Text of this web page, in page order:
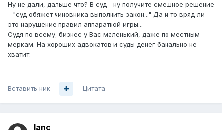
Ну не дали, дальше что? В суд - ну получите смешное решение
- "суд обяжет чиновника выполнить закон..." Да и то вряд ли -
это нарушение правил аппаратной игры...
Судя по всему, бизнес у Вас маленький, даже по местным
меркам. На хороших адвокатов и суды денег банально не
хватит.
Вставить ник Цитата
lanc